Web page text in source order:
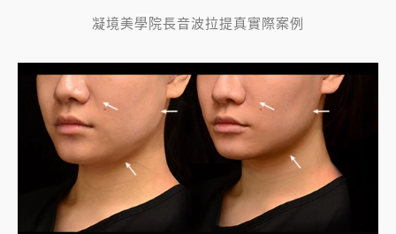
凝境美學院長音波拉提真實際案例